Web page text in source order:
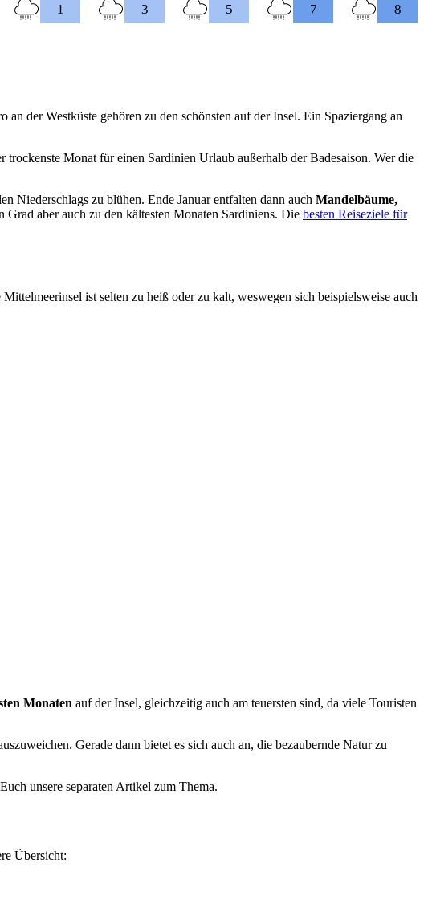
1
3
5
7
8
der Westküste gehören zu den schönsten auf der Insel. Ein Spaziergang an
Monat für einen Sardinien Urlaub außerhalb der Badesaison. Wer die
Niederschlags zu blühen. Ende Januar entfalten dann auch Mandelbäume,
aber auch zu den kältesten Monaten Sardiniens. Die besten Reiseziele für
ist selten zu heiß oder zu kalt, weswegen sich beispielsweise auch
Monaten auf der Insel, gleichzeitig auch am teuersten sind, da viele Touristen
Gerade dann bietet es sich auch an, die bezaubernde Natur zu
unsere separaten Artikel zum Thema.
Übersicht: